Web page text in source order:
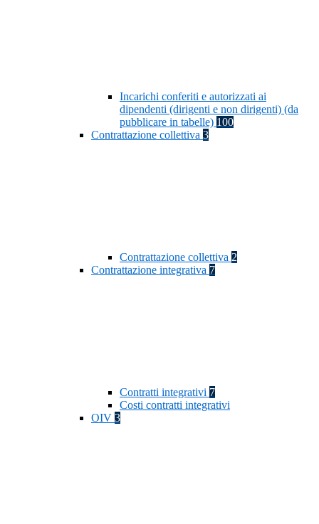
Incarichi conferiti e autorizzati ai
dipendenti (dirigenti e non dirigenti) (da
pubblicare in tabelle) 100
Contrattazione collettiva 3
Contrattazione collettiva 2
Contrattazione integrativa 7
Contratti integrativi 7
Costi contratti integrativi
OIV 3